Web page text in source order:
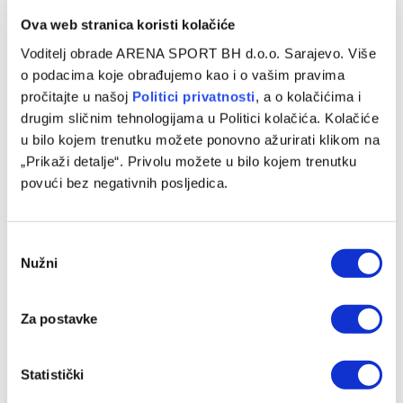
Ova web stranica koristi kolačiće
Voditelj obrade ARENA SPORT BH d.o.o. Sarajevo. Više
o podacima koje obrađujemo kao i o vašim pravima
pročitajte u našoj Politici privatnosti, a o kolačićima i
drugim sličnim tehnologijama u Politici kolačića. Kolačiće
u bilo kojem trenutku možete ponovno ažurirati klikom na
„Prikaži detalje“. Privolu možete u bilo kojem trenutku
povući bez negativnih posljedica.
Selection
Nužni
Za postavke
Statistički
Sablić i Štimac odabrali sastave za mostarski
derbi
27/09/2025
Velež i Zrinjski večeras (20:30) igraju mostarski derbi na
stadionu Rođeni, u sklopu devetog kola WWIn lige BiH.
Treneri Goran…